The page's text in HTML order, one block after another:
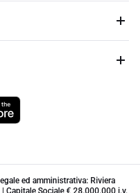
ed amministrativa: Riviera
Capitale Sociale € 28.000.000 i.v.